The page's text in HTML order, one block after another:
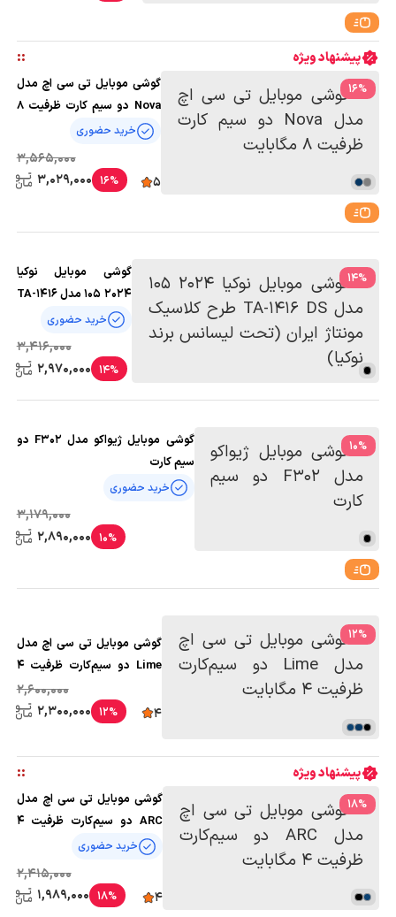
پیشنهاد ویژه ::
%
16
گوشی موبایل تی سی اچ مدل
Nova دو سیم کارت ظرفیت 8
مگابایتخرید حضوری
5
3,565,000
16%
3,029,000
%
14
گوشی موبایل نوکیا
2024 105 مدل TA-1416
DS طرح کلاسیک مونتاژ
ایران (تحت لیسانس
برند نوکیا)
خرید حضوری
3,416,000
14%
2,970,000
%
10
گوشی موبایل ژیواکو مدل F302 دو
سیم کارت
خرید حضوری
3,179,000
10%
2,890,000
%
12
گوشی موبایل تی سی اچ مدل
Lime دو سیم‌کارت ظرفیت 4
4
2,600,000
12%
2,300,000
پیشنهاد ویژه ::
%
18
گوشی موبایل تی سی اچ مدل
ARC دو سیم‌کارت ظرفیت 4
مگابایتخرید حضوری
4
2,415,000
18%
1,989,000